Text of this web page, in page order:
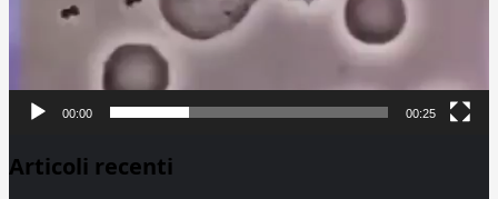
00:00 00:25
Articoli recenti